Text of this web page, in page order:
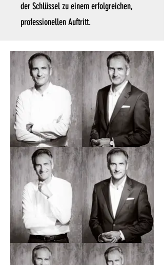
der Schlüssel zu einem erfolgreichen,
professionellen Auftritt.